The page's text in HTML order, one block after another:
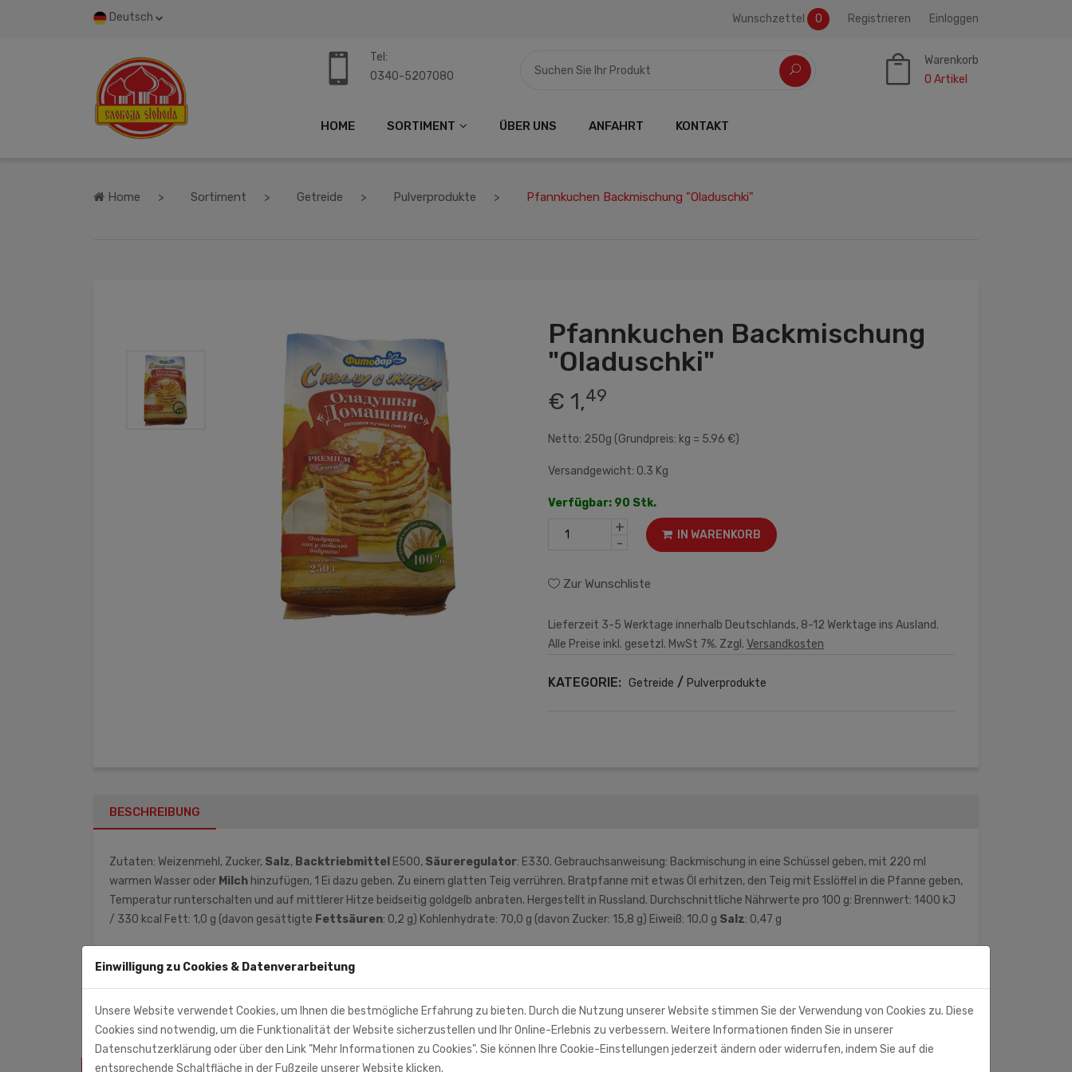
Deutsch Wunschzettel 0 Registrieren Einloggen
Tel:
0340-5207080
Warenkorb
0 Artikel
HOME SORTIMENT ÜBER UNS ANFAHRT KONTAKT
Home Sortiment Getreide Pulverprodukte Pfannkuchen Backmischung "Oladuschki"
Pfannkuchen Backmischung
"Oladuschki"
€ 1,49
Netto: 250g (Grundpreis: kg = 5.96 €)
Versandgewicht: 0.3 Kg
Verfügbar: 90 Stk.
+
-
IN WARENKORB
Zur Wunschliste
Lieferzeit 3-5 Werktage innerhalb Deutschlands, 8-12 Werktage ins Ausland.
Alle Preise inkl. gesetzl. MwSt 7%. Zzgl. Versandkosten
KATEGORIE: Getreide / Pulverprodukte
BESCHREIBUNG
Zutaten: Weizenmehl, Zucker, Salz, Backtriebmittel E500, Säureregulator: E330. Gebrauchsanweisung: Backmischung in eine Schüssel geben, mit 220 ml
warmen Wasser oder Milch hinzufügen, 1 Ei dazu geben. Zu einem glatten Teig verrühren. Bratpfanne mit etwas Öl erhitzen, den Teig mit Esslöffel in die Pfanne geben,
Temperatur runterschalten und auf mittlerer Hitze beidseitig goldgelb anbraten. Hergestellt in Russland. Durchschnittliche Nährwerte pro 100 g: Brennwert: 1400 kJ
/ 330 kcal Fett: 1,0 g (davon gesättigte Fettsäuren: 0,2 g) Kohlenhydrate: 70,0 g (davon Zucker: 15,8 g) Eiweiß: 10,0 g Salz: 0,47 g
Kulmbacher Str. 42
Einwilligung zu Cookies & Datenverarbeitung
Unsere Website verwendet Cookies, um Ihnen die bestmögliche Erfahrung zu bieten. Durch die Nutzung unserer Website stimmen Sie der Verwendung von Cookies zu. Diese
Cookies sind notwendig, um die Funktionalität der Website sicherzustellen und Ihr Online-Erlebnis zu verbessern. Weitere Informationen finden Sie in unserer
Datenschutzerklärung oder über den Link "Mehr Informationen zu Cookies". Sie können Ihre Cookie-Einstellungen jederzeit ändern oder widerrufen, indem Sie auf die
entsprechende Schaltfläche in der Fußzeile unserer Website klicken.